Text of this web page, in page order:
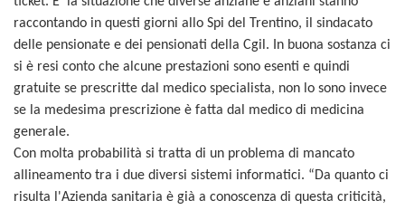
raccontando in questi giorni allo Spi del Trentino, il sindacato
delle pensionate e dei pensionati della Cgil. In buona sostanza ci
si è resi conto che alcune prestazioni sono esenti e quindi
gratuite se prescritte dal medico specialista, non lo sono invece
se la medesima prescrizione è fatta dal medico di medicina
generale.
Con molta probabilità si tratta di un problema di mancato
allineamento tra i due diversi sistemi informatici. “Da quanto ci
risulta l'Azienda sanitaria è già a conoscenza di questa criticità,